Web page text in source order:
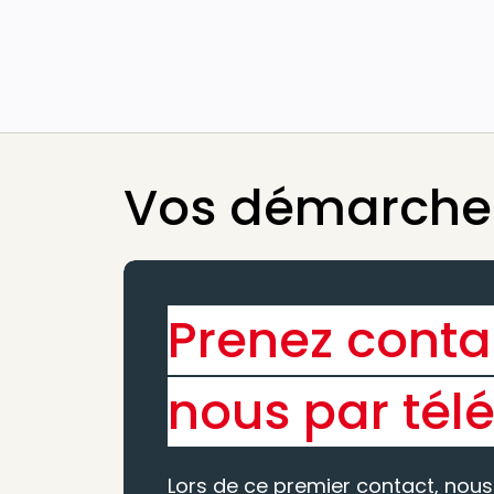
Vos
Prenez
nous par
Lors de ce premier contact,